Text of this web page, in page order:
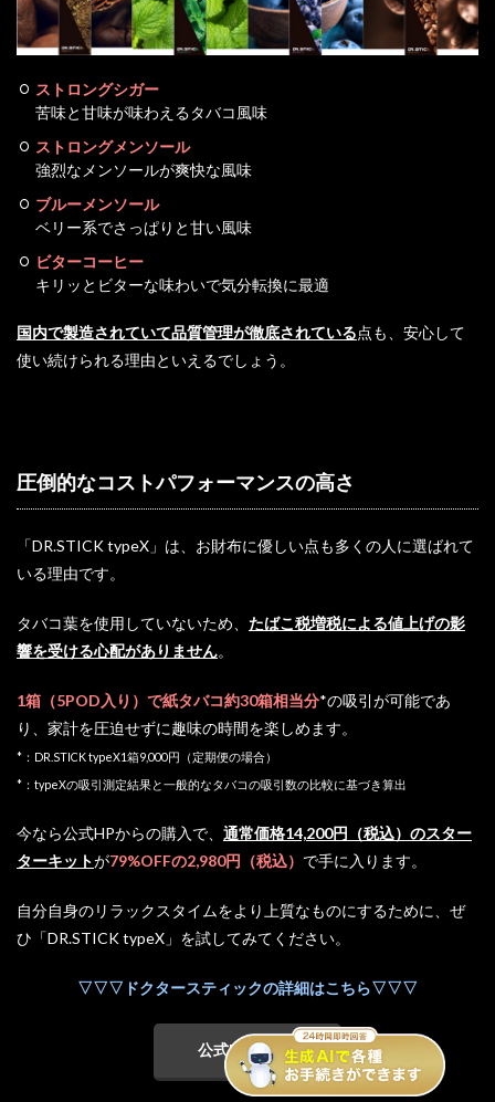
ストロングシガー
苦味と甘味が味わえるタバコ風味
ストロングメンソール
強烈なメンソールが爽快な風味
ブルーメンソール
ベリー系でさっぱりと甘い風味
ビターコーヒー
キリッとビターな味わいで気分転換に最適
国内で製造されていて品質管理が徹底されている点も、安心して
使い続けられる理由といえるでしょう。
圧倒的なコストパフォーマンスの高さ
「DR.STICK typeX」は、お財布に優しい点も多くの人に選ばれて
いる理由です。
タバコ葉を使用していないため、 たばこ税増税による値上げの影
響を受ける心配がありません。
1箱（5POD入り）で紙タバコ約30箱相当分*の吸引が可能であ
り、家計を圧迫せずに趣味の時間を楽しめます。
*： DR.STICK typeX1箱9,000円（定期便の場合）
*：typeXの吸引測定結果と一般的なタバコの吸引数の比較に基づき算出
今なら公式HPからの購入で、 通常価格14,200円（税込）のスター
ターキットが79%OFFの2,980円（税込） で手に入ります。
自分自身のリラックスタイムをより上質なものにするために、ぜ
ひ「DR.STICK typeX」を試してみてください。
▽▽▽ドクタースティックの詳細はこちら▽▽▽
公式HPを見る